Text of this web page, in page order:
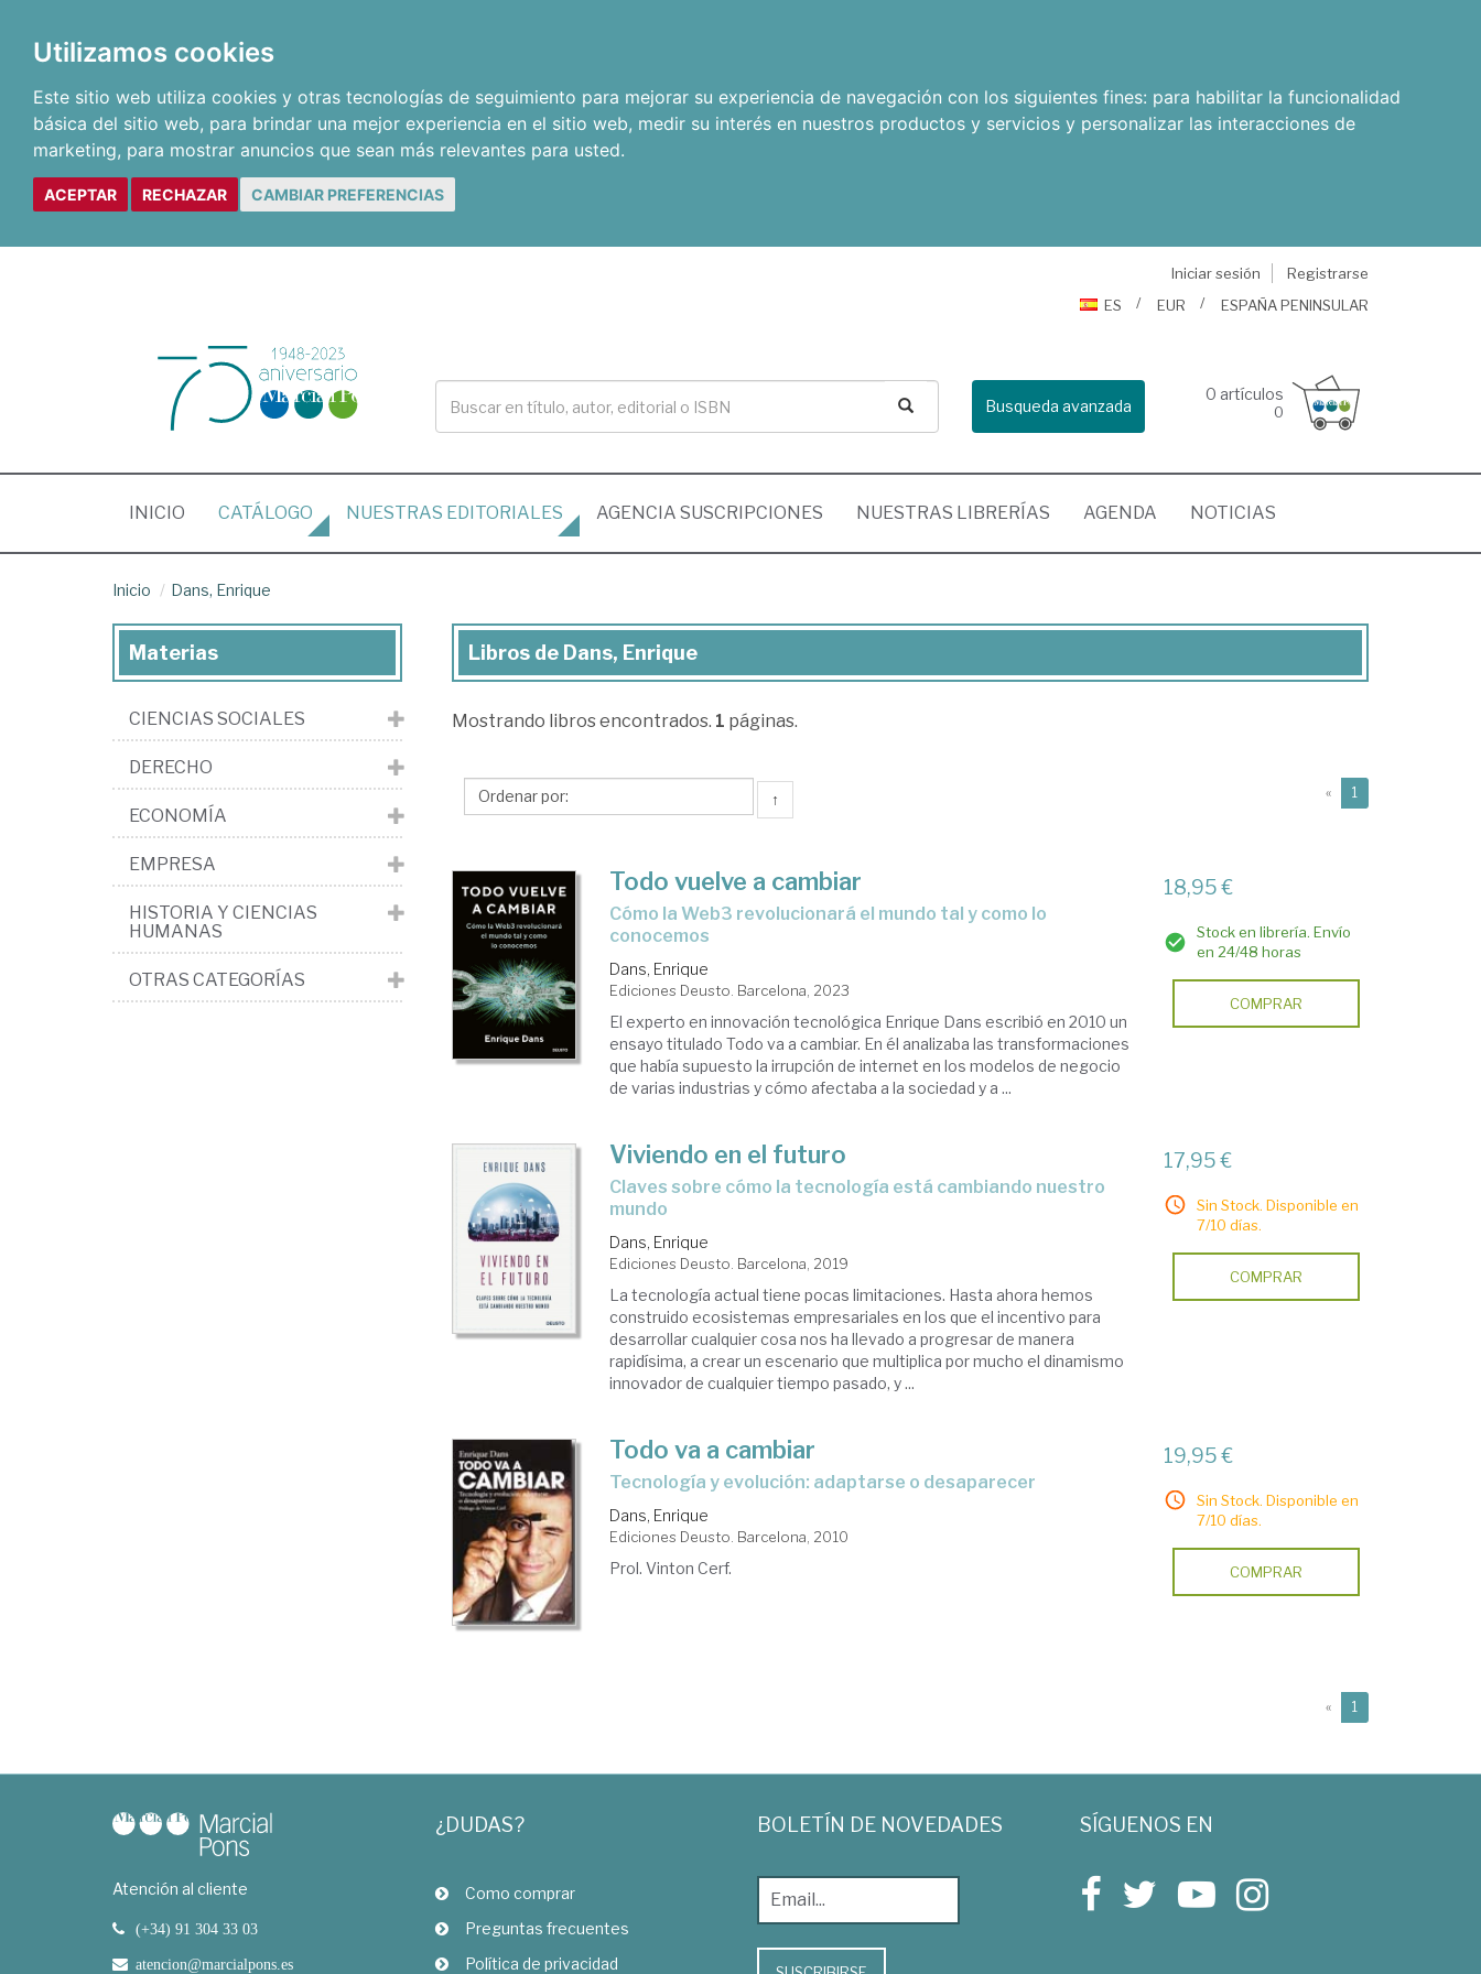
Utilizamos cookies
Este sitio web utiliza cookies y otras tecnologías de seguimiento para mejorar su experiencia de navegación con los siguientes fines: para habilitar la funcionalidad
básica del sitio web, para brindar una mejor experiencia en el sitio web, medir su interés en nuestros productos y servicios y personalizar las interacciones de
marketing, para mostrar anuncios que sean más relevantes para usted.
ACEPTAR RECHAZAR CAMBIAR PREFERENCIAS
Iniciar sesión
Registrarse
ES
EUR ESPAÑA PENINSULAR
Busqueda avanzada
0 artículos
0
INICIO (CURRENT)
CATÁLOGO NUESTRAS EDITORIALES AGENCIA SUSCRIPCIONES NUESTRAS LIBRERÍAS AGENDA NOTICIAS
Inicio Dans, Enrique
Libros
Dans,
Libros de Dans, Enrique
Mostrando libros encontrados. 1 páginas.
↑ « 1
Todo vuelve a cambiar
cómo la Web3 revolucionará el mundo tal y como lo
conocemos
Dans, Enrique
Ediciones Deusto. Barcelona, 2023
El experto en innovación tecnológica Enrique Dans escribió en 2010 un
ensayo titulado Todo va a cambiar. En él analizaba las transformaciones
que había supuesto la irrupción de internet en los modelos de negocio
de varias industrias y cómo afectaba a la sociedad y a ...
18,95 €
Stock en librería. Envío
en 24/48 horas
COMPRAR
Viviendo en el futuro
claves sobre cómo la tecnología está cambiando nuestro
mundo
Dans, Enrique
Ediciones Deusto. Barcelona, 2019
La tecnología actual tiene pocas limitaciones. Hasta ahora hemos
construido ecosistemas empresariales en los que el incentivo para
desarrollar cualquier cosa nos ha llevado a progresar de manera
rapidísima, a crear un escenario que multiplica por mucho el dinamismo
innovador de cualquier tiempo pasado, y ...
17,95 €
Sin Stock. Disponible en
7/10 días.
COMPRAR
Todo va a cambiar
tecnología y evolución: adaptarse o desaparecer
Dans, Enrique
Ediciones Deusto. Barcelona, 2010
Prol. Vinton Cerf.
19,95 €
Sin Stock. Disponible en
7/10 días.
COMPRAR
« 1
Materias
CIENCIAS SOCIALES
DERECHO
ECONOMÍA
EMPRESA
HISTORIA Y CIENCIAS
HUMANAS
OTRAS CATEGORÍAS
Atención al cliente
(+34) 91 304 33 03
atencion@marcialpons.es
¿DUDAS?
Como comprar
Preguntas frecuentes
Política de privacidad
BOLETÍN DE NOVEDADES SÍGUENOS EN